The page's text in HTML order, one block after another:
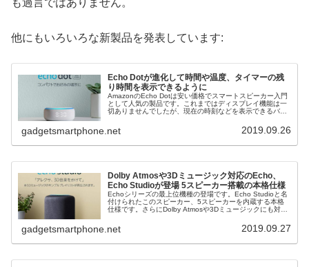
も過言ではありません。
他にもいろいろな新製品を発表しています:
Echo Dotが進化して時間や温度、タイマーの残
り時間を表示できるように
AmazonのEcho Dotは安い価格でスマートスピーカー入門
として人気の製品です。これまではディスプレイ機能は一
切ありませんでしたが、現在の時刻などを表示できるバー
gadgetsmartphone.net 2019.09.26
Dolby Atmosや3Dミュージック対応のEcho、
Echo Studioが登場 5スピーカー搭載の本格仕様
Echoシリーズの最上位機種の登場です。Echo Studioと名
付けられたこのスピーカー、5スピーカーを内蔵する本格
仕様です。さらにDolby Atmosや3Dミュージックにも対応
gadgetsmartphone.net 2019.09.27